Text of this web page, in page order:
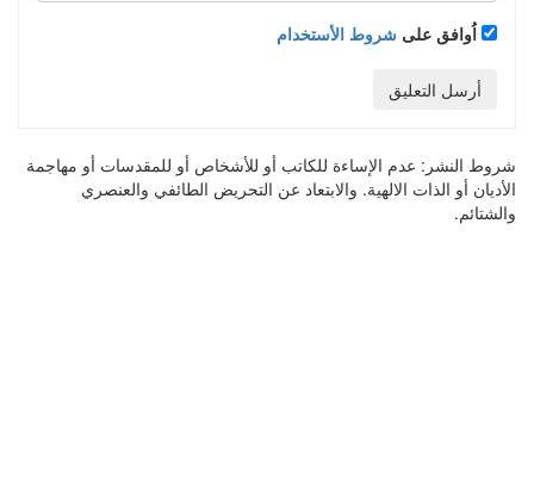
اُوافق على شروط الأستخدام
أرسل التعليق
شروط النشر: عدم الإساءة للكاتب أو للأشخاص أو للمقدسات أو مهاجمة
الأديان أو الذات الالهية. والابتعاد عن التحريض الطائفي والعنصري
والشتائم.